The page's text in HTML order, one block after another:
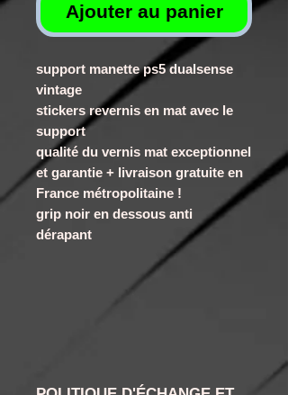
Ajouter au panier
support manette ps5 dualsense
vintage
stickers revernis en mat avec le
support
qualité du vernis mat exceptionnel
et garantie + livraison gratuite en
France métropolitaine !
grip noir en dessous anti
dérapant